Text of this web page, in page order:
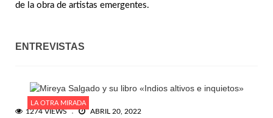
de la obra de artistas emergentes.
ENTREVISTAS
LA OTRA MIRADA
1274 VIEWS ABRIL 20, 2022